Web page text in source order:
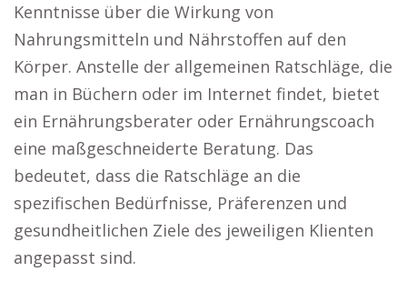
Kenntnisse über die Wirkung von
Nahrungsmitteln und Nährstoffen auf den
Körper. Anstelle der allgemeinen Ratschläge, die
man in Büchern oder im Internet findet, bietet
ein Ernährungsberater oder Ernährungscoach
eine maßgeschneiderte Beratung. Das
bedeutet, dass die Ratschläge an die
spezifischen Bedürfnisse, Präferenzen und
gesundheitlichen Ziele des jeweiligen Klienten
angepasst sind.